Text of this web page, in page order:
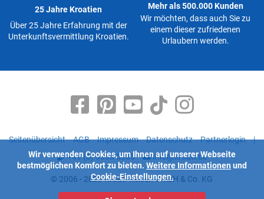
25 Jahre Kroatien
Über 25 Jahre Erfahrung mit der
Unterkunftsvermittlung Kroatien.
Mehr als 500.000 Kunden
Wir möchten, dass auch Sie zu
einem dieser zufriedenen
Urlaubern werden.
Seitenübersicht AGB Impressum Datenschutz Partnerlogin
|
+49 (0) 9363 5335
info@kroati.de
© 2006 - 2026 Kroati-Reisen GmbH & Co. KG
Wir verwenden Cookies, um Ihnen auf unserer Webseite
bestmöglichen Komfort zu bieten. Weitere Informationen und
Cookie-Einstellungen.